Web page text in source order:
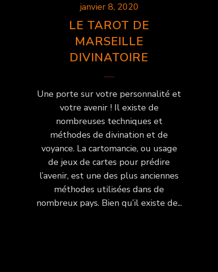
janvier 8, 2020
LE TAROT DE
MARSEILLE
DIVINATOIRE
Une porte sur votre personnalité et
votre avenir ! Il existe de
nombreuses techniques et
méthodes de divination et de
voyance. La cartomancie, ou usage
de jeux de cartes pour prédire
l’avenir, est une des plus anciennes
méthodes utilisées dans de
nombreux pays. Bien qu’il existe de...